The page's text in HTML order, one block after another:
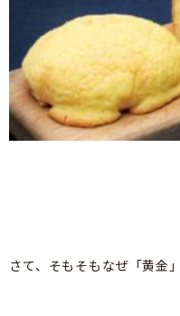
さて、そもそもなぜ「黄金